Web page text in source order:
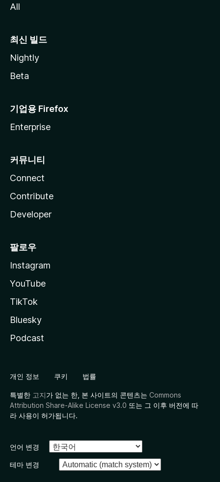
All
최신 빌드
Nightly
Beta
기업용 Firefox
Enterprise
커뮤니티
Connect
Contribute
Developer
팔로우
Instagram
YouTube
TikTok
Bluesky
Podcast
개인 정보 쿠키 법률
특별한 고지가 없는 한, 본 사이트의 콘텐츠는 Commons
Attribution Share-Alike License v3.0 또는 그 이후 버전에 따
라 사용이 허가됩니다.
언어 변경
테마 변경